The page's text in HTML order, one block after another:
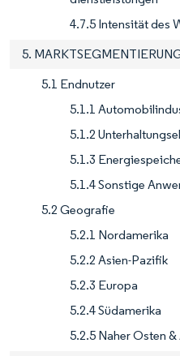
4.7.5 Intensität des
5.
5.1 Endnutzer
5.1.1
5.1.2
5.1.3
5.1.4 Sonstige
5.2 Geografie
5.2.1 Nordamerika
5.2.2 Asien-Pazifik
5.2.3 Europa
5.2.4 Südamerika
5.2.5 Naher Osten &